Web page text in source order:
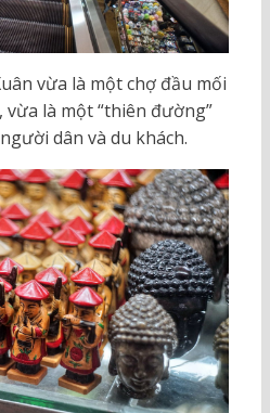
vừa là một chợ đầu mối
là một “thiên đường”
dân và du khách.